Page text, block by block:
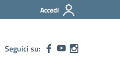
Accedi
Seguici su: